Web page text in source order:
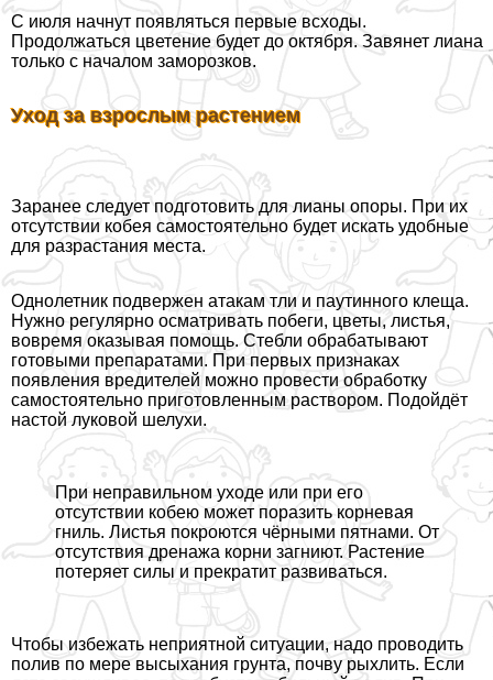
С июля начнут появляться первые всходы.
Продолжаться цветение будет до октября. Завянет лиана
только с началом заморозков.
Уход за взрослым растением
Заранее следует подготовить для лианы опоры. При их
отсутствии кобея самостоятельно будет искать удобные
для разрастания места.
Однолетник подвержен атакам тли и паутинного клеща.
Нужно регулярно осматривать побеги, цветы, листья,
вовремя оказывая помощь. Стeбли обpaбатывают
готовыми препаратами. При первых признаках
появления вредителей можно провести обработку
самостоятельно приготовленным раствором. Подойдёт
настой луковой шелухи.
При неправильном уходе или при его
отсутствии кобею может поразить корневая
гниль. Листья покроются чёрными пятнами. От
отсутствия дренажа корни загниют. Растение
потеряет силы и прекратит развиваться.
Чтобы избежать неприятной ситуации, надо проводить
полив по мере высыхания грунта, почву рыхлить. Если